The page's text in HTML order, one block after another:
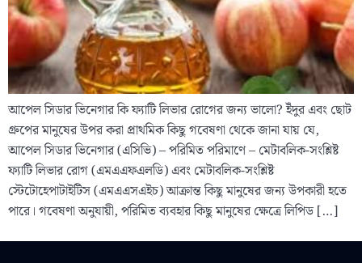
আপেল সিডার ভিনেগার কি ফ্যাটি লিভার রোগের জন্য ভালো? ইঁদুর এবং ছোট
গ্রুপের মানুষের উপর করা প্রাথমিক কিছু গবেষণা থেকে জানা যায় যে,
আপেল সিডার ভিনেগার (এসিভি) – পরিমিত পরিমাণে – মেটাবলিক-সংশ্লিষ্ট
ফ্যাটি লিভার রোগ (এমএএফএলডি) এবং মেটাবলিক-সংশ্লিষ্ট
স্টেটোহেপাটাইটিস (এমএএসএইচ) আক্রান্ত কিছু মানুষের জন্য উপকারী হতে
পারে। গবেষণা অনুযায়ী, পরিমিত ব্যবহার কিছু মানুষের ক্ষেত্রে লিপিড […]